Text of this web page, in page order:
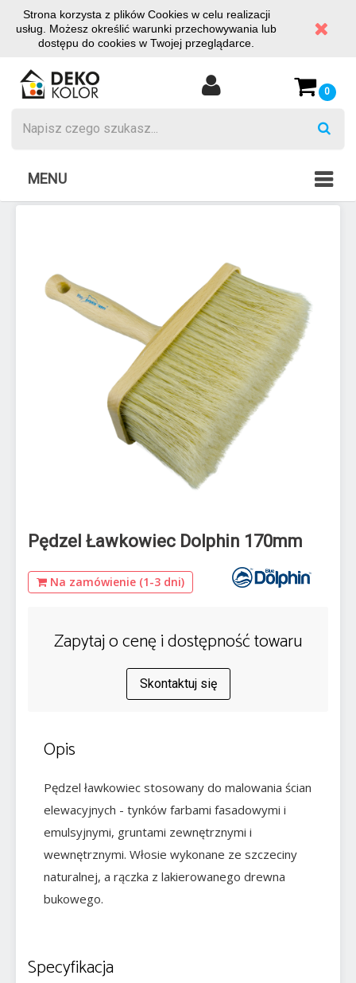
Strona korzysta z plików Cookies w celu realizacji
usług. Możesz określić warunki przechowywania lub
dostępu do cookies w Twojej przeglądarce.
0
MENU
Pędzel Ławkowiec Dolphin 170mm
Na zamówienie (1-3 dni)
Zapytaj o cenę i dostępność towaru
Skontaktuj się
Opis
Pędzel ławkowiec stosowany do malowania ścian
elewacyjnych - tynków farbami fasadowymi i
emulsyjnymi, gruntami zewnętrznymi i
wewnętrznymi. Włosie wykonane ze szczeciny
naturalnej, a rączka z lakierowanego drewna
bukowego.
Specyfikacja